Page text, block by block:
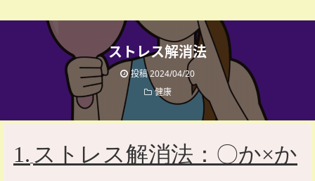
ストレス解消法
投稿 2024/04/20
健康
1. ストレス解消法：〇か×か